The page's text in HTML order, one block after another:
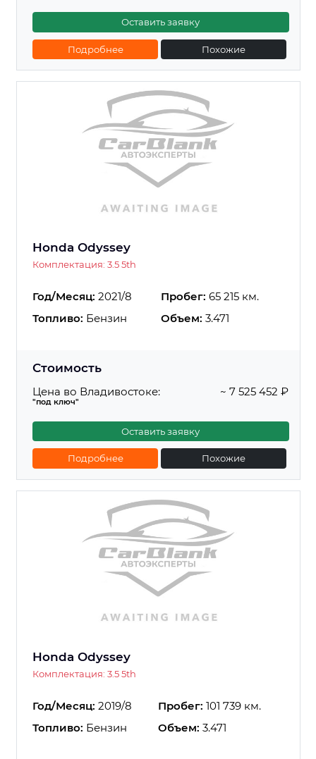
Оставить заявку
Подробнее Похожие
Honda Odyssey
Комплектация: 3.5 5th
Год/Месяц: 2021/8 Пробег: 65 215 км.
Топливо: Бензин Объем: 3.471
Стоимость
Цена во Владивостоке:
"под ключ"
~ 7 525 452 ₽
Оставить заявку
Подробнее Похожие
Honda Odyssey
Комплектация: 3.5 5th
Год/Месяц: 2019/8 Пробег: 101 739 км.
Топливо: Бензин Объем: 3.471